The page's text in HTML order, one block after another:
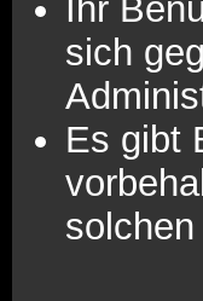
Ihr
sich
Es gibt